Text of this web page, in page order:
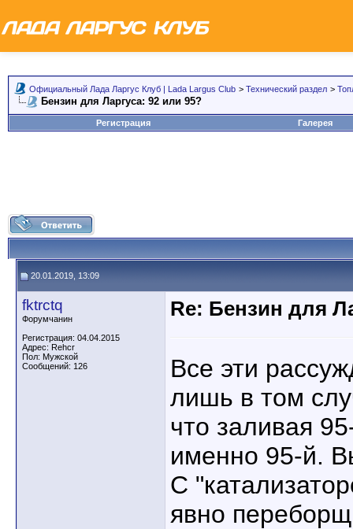
Официальный Лада Ларгус Клуб | Lada Largus Club > Технический раздел >
Бензин для Ларгуса: 92 или 95?
Регистрация Галерея
20.01.2019, 13:09
fktrctq
Форумчанин
Регистрация: 04.04.2015
Адрес: Rehcr
Пол: Мужской
Сообщений: 126
Re: Бензин для
Все эти
лишь в том
что заливая
именно 95-й.
С
явно